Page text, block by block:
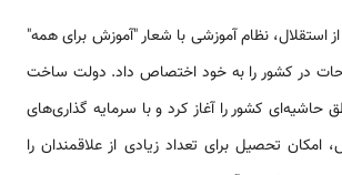
نظام آموزشی با شعار "آموزش برای همه"
در کشور را به خود اختصاص داد. دولت ساخت
حاشیه‌ای کشور را آغاز کرد و با سرمایه گذاری‌های
تحصیل برای تعداد زیادی از علاقمندان را